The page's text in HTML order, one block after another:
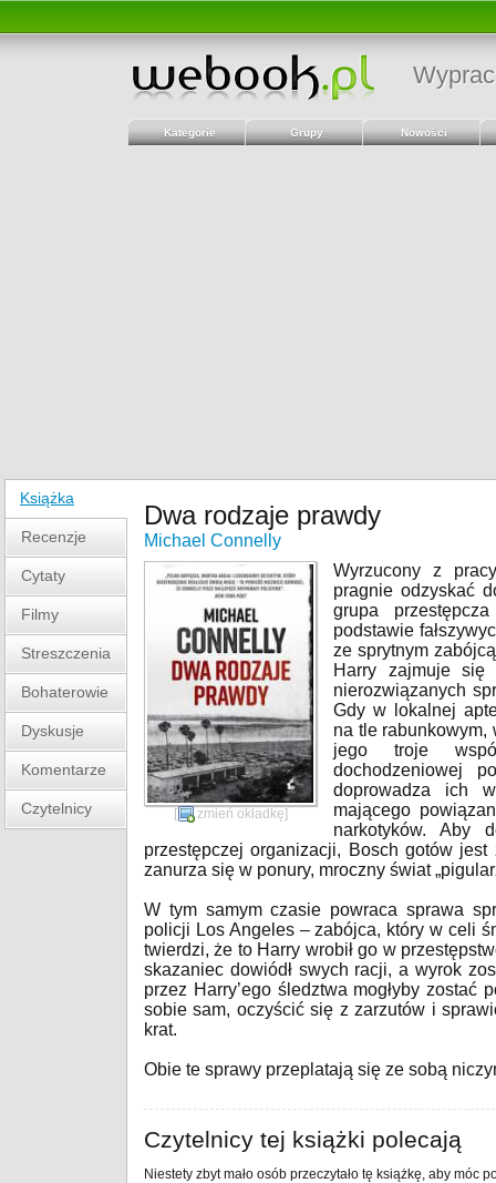
Kategorie Grupy Nowości
Książka
Recenzje
Cytaty
Filmy
Streszczenia
Bohaterowie
Dyskusje
Komentarze
Czytelnicy
Dwa rodzaje prawdy
Michael Connelly
[ zmień okładkę]
Wyrzucony z
pragnie odzyskać
grupa
podstawie
ze sprytnym
Harry zajmuje się
nierozwiązanych
Gdy w lokalnej
na tle rabunkowym,
jego troje
dochodzeniowej
doprowadza ich
mającego
narkotyków. Aby
przestępczej organizacji, Bosch gotów
zanurza się w ponury, mroczny świat
W tym samym czasie powraca sprawa
policji Los Angeles – zabójca, który w celi
twierdzi, że to Harry wrobił go w
skazaniec dowiódł swych racji, a wyrok
przez Harry’ego śledztwa mogłyby
sobie sam, oczyścić się z zarzutów i
krat.
Obie te sprawy przeplatają się ze sobą
Czytelnicy tej książki polecają
Niestety zbyt mało osób przeczytało tę książkę, aby móc